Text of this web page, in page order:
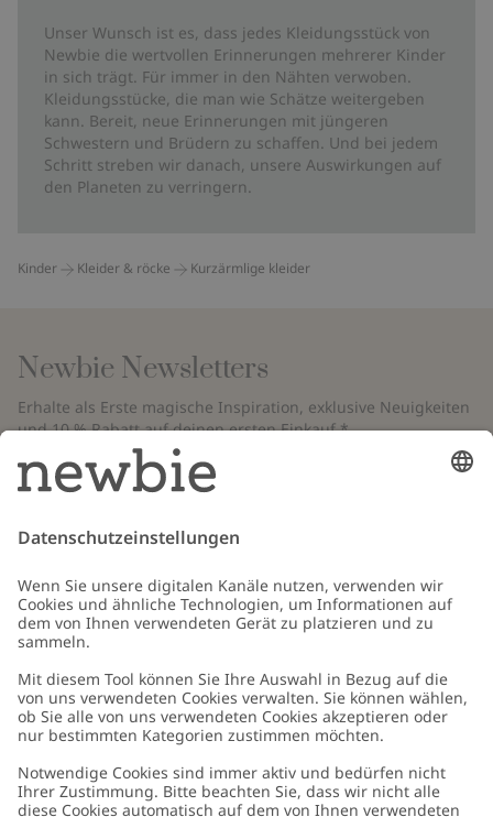
Unser Wunsch ist es, dass jedes Kleidungsstück von
Newbie die wertvollen Erinnerungen mehrerer Kinder
in sich trägt. Für immer in den Nähten verwoben.
Kleidungsstücke, die man wie Schätze weitergeben
kann. Bereit, neue Erinnerungen mit jüngeren
Schwestern und Brüdern zu schaffen. Und bei jedem
Schritt streben wir danach, unsere Auswirkungen auf
den Planeten zu verringern.
Kinder Kleider & röcke Kurzärmlige kleider
Newbie Newsletters
Erhalte als Erste magische Inspiration, exklusive Neuigkeiten
und 10 % Rabatt auf deinen ersten Einkauf.*
*Gilt nur für deine erste Bestellung und ist nicht mit anderen Rabatten
oder Angeboten kombinierbar. Gilt nicht für limitierte Artikel. Bitte
überprüfe deinen Spam-Ordner. Lies unsere
Schicken
Kundenservice